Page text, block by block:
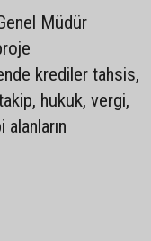
Müdür
krediler tahsis,
hukuk, vergi,